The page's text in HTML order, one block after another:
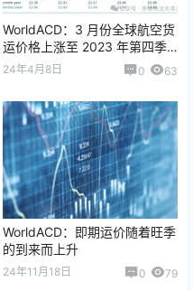
WorldACD：3 月份全球航空货
运价格上涨至 2023 年第四季
度水平
24年4月8日 0 63
WorldACD：即期运价随着旺季
的到来而上升
24年11月18日 0 79